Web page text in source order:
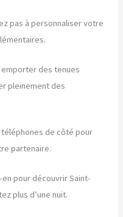
pas à personnaliser votre
emporter des tenues
pleinement des
téléphones de côté pour
partenaire.
pour découvrir Saint-
plus d’une nuit.